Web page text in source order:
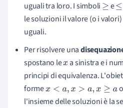
uguali tra loro. I simboli ≥ e≤
le soluzioni il valore (o i
uguali.
Per risolvere una
spostano lex a sinistra e i
principi di equivalenza.
formex< a,x >a,x≥ a
l'insieme delle soluzioni è la